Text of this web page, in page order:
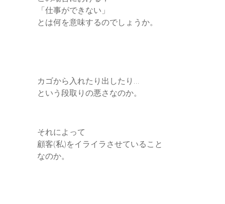
「仕事ができない」
とは何を意味するのでしょうか。
カゴから入れたり出したり…
という段取りの悪さなのか。
それによって
顧客(私)をイライラさせていること
なのか。